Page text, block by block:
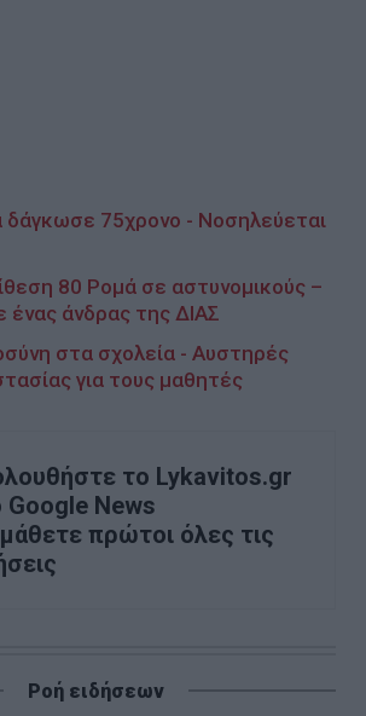
δάγκωσε 75χρονο - Νοσηλεύεται
80 Ρομά σε αστυνομικούς –
ένας άνδρας της ΔΙΑΣ
στα σχολεία - Αυστηρές
για τους μαθητές
το Lykavitos.gr
Google News
μάθετε πρώτοι όλες τις
Ροή ειδήσεων